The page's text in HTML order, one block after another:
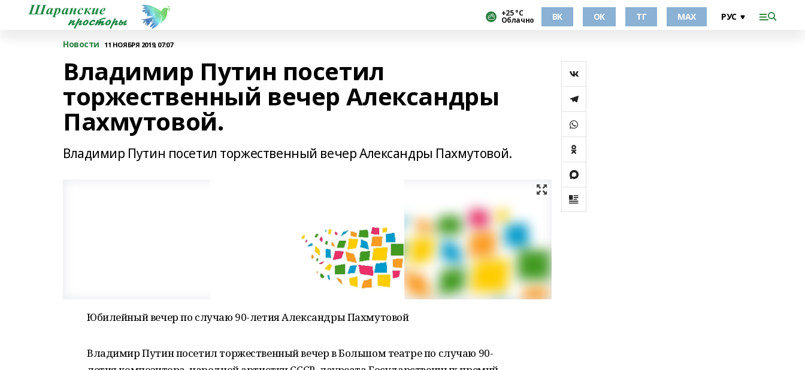
+25 °С
Облачно ВК ОК ТГ МАХ
Новости 11 НОЯБРЯ 2019, 07:07
Владимир Путин посетил
торжественный вечер Александры
Пахмутовой.
Владимир Путин посетил торжественный вечер Александры Пахмутовой.
Юбилейный вечер по случаю 90-летия Александры Пахмутовой
Владимир Путин посетил торжественный вечер в Большом театре по случаю 90-